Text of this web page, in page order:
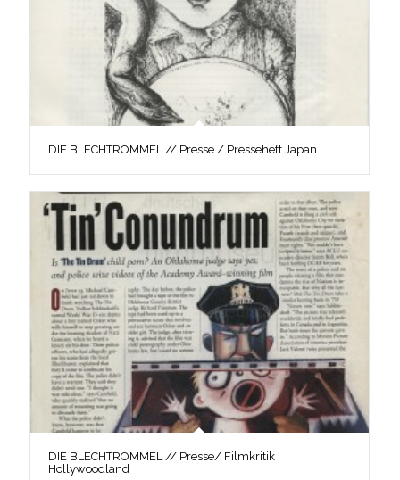
DIE BLECHTROMMEL // Presse / Presseheft Japan
DIE BLECHTROMMEL // Presse/ Filmkritik
Hollywoodland